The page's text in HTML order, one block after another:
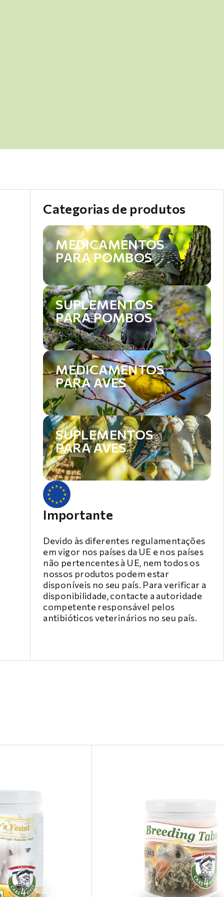
Categorias de produtos
MEDICAMENTOS
PARA POMBOS
SUPLEMENTOS
PARA POMBOS
MEDICAMENTOS
PARA AVES
SUPLEMENTOS
PARA AVES
Importante
Devido às diferentes regulamentações
em vigor nos países da UE e nos países
não pertencentes à UE, nem todos os
nossos produtos podem estar
disponíveis no seu país. Para verificar a
disponibilidade, contacte a autoridade
competente responsável pelos
antibióticos veterinários no seu país.